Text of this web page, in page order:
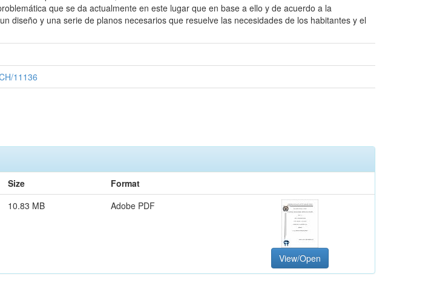
que se da actualmente en este lugar que en base a ello y de acuerdo a la
diseño y una serie de planos necesarios que resuelve las necesidades de los habitantes y el
11136
Size
Format
10.83 MB Adobe PDF
View/Open